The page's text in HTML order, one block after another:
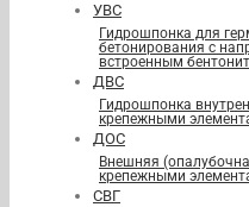
УВС
Гидрошпонка для
бетонирования с
встроенным
ДВС
Гидрошпонка
крепежными
ДОС
Внешняя
крепежными
СВГ